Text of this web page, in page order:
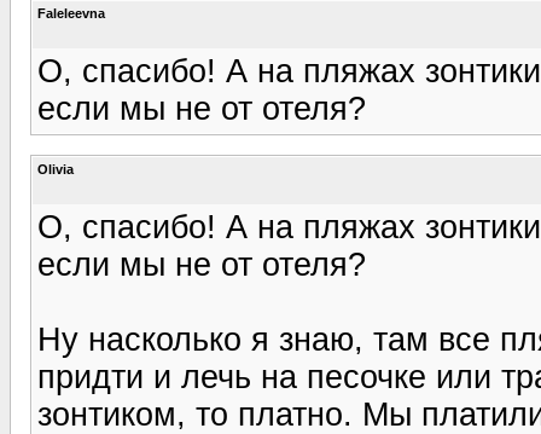
Faleleevna
О, спасибо! А на пляжах
если мы не от отеля?
Olivia
О, спасибо! А на пляжах
если мы не от отеля?
Ну насколько я знаю, там все
придти и лечь на песочке или
зонтиком, то платно. Мы